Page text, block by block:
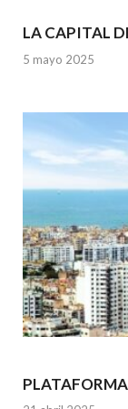
LA CAPITAL
5 mayo 2025